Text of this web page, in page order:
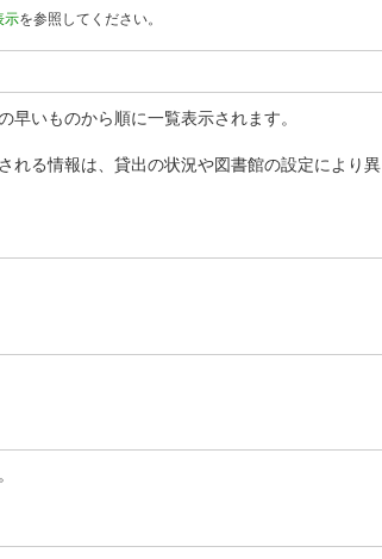
示を参照してください。
いものから順に一覧表示されます。
れる情報は、貸出の状況や図書館の設定により異